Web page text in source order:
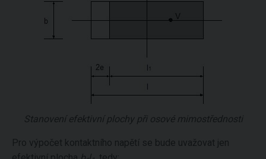
Stanovení efektivní plochy při osové mimostřednosti
Pro výpočet kontaktního napětí se bude uvažovat jen